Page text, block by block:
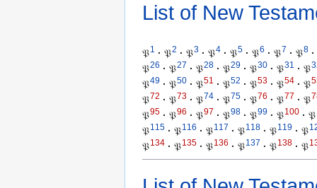
List of New
𝔓1 · 𝔓2 · 𝔓3 · 𝔓4 · 𝔓5 · 𝔓6 · 𝔓7 · 𝔓8 ·
𝔓26 · 𝔓27 · 𝔓28 · 𝔓29 · 𝔓30 · 𝔓31 · 𝔓
𝔓49 · 𝔓50 · 𝔓51 · 𝔓52 · 𝔓53 · 𝔓54 · 𝔓
𝔓72 · 𝔓73 · 𝔓74 · 𝔓75 · 𝔓76 · 𝔓77 · 𝔓
𝔓95 · 𝔓96 · 𝔓97 · 𝔓98 · 𝔓99 · 𝔓100 · 𝔓
𝔓115 · 𝔓116 · 𝔓117 · 𝔓118 · 𝔓119 · 𝔓
𝔓134 · 𝔓135 · 𝔓136 · 𝔓137 · 𝔓138 · 𝔓